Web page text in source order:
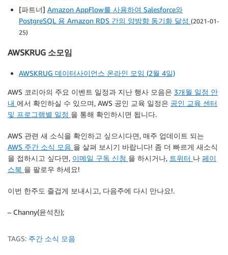
[파트너] Amazon AppFlow를 사용하여 Salesforce와
PostgreSQL 용 Amazon RDS 간의 양방향 동기화 달성 (2021-01-
25)
AWSKRUG 소모임
AWSKRUG 데이터사이언스 온라인 모임 (2월 4일)
AWS 코리아의 주요 이벤트 일정과 지난 행사 모음은 3개월 일정 안
내 에서 확인하실 수 있으며, AWS 공인 교육 일정은 공인 교육 센터
및 프로그램별 일정 을 통해 확인하시면 됩니다.
AWS 관련 새 소식을 확인하고 싶으시다면, 매주 업데이트 되는
AWS 주간 소식 모음 을 살펴 보시기 바랍니다! 좀 더 빠르게 새소식
을 접하시고 싶다면, 이메일 구독 신청 을 하시거나, 트위터 나 페이
스북 을 팔로우 하세요!
이번 한주도 즐겁게 보내시고, 다음주에 다시 만나요!.
– Channy(윤석찬);
TAGS: 주간 소식 모음